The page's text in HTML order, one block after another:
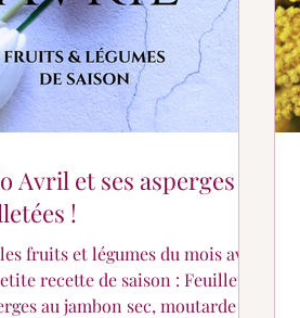
Avril et ses asperges
!
fruits et légumes du mois avec
recette de saison : Feuilletés
au jambon sec, moutarde et